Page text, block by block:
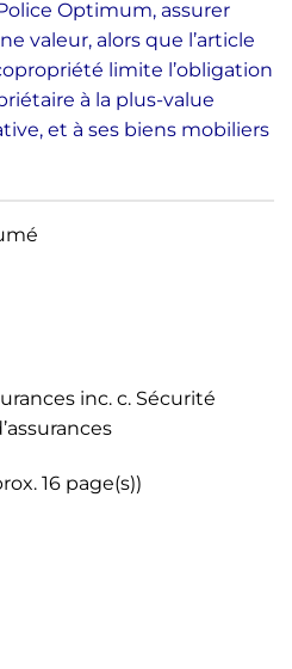
Optimum, assurer
valeur, alors que l’article
limite l’obligation
à la plus-value
et à ses biens mobiliers
inc. c. Sécurité
16 page(s))